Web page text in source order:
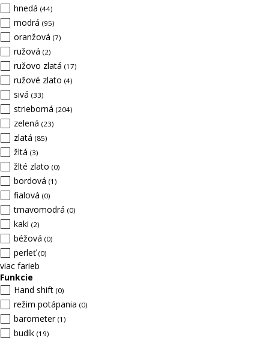
hnedá (44)
modrá (95)
oranžová (7)
ružová (2)
ružovo zlatá (17)
ružové zlato (4)
sivá (33)
strieborná (204)
zelená (23)
zlatá (85)
žltá (3)
žlté zlato (0)
bordová (1)
fialová (0)
tmavomodrá (0)
kaki (2)
béžová (0)
perleť(0)
viac farieb
Funkcie
Hand shift (0)
režim potápania (0)
barometer (1)
budík (19)